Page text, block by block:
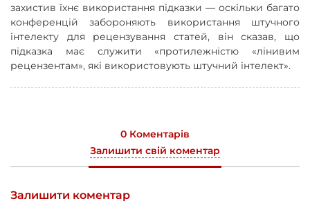
захистив їхнє використання підказки — оскільки багато
конференцій забороняють використання штучного
інтелекту для рецензування статей, він сказав, що
підказка має служити «протилежністю «лінивим
рецензентам», які використовують штучний інтелект».
0 Коментарів
Залишити свій коментар
Залишити коментар